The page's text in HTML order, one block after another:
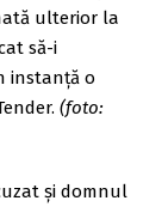
ulterior la
să-i
instanţă o
(foto:
și domnul